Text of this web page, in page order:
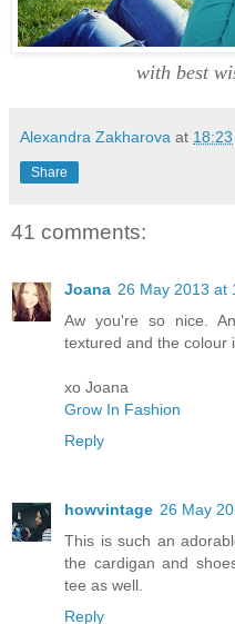
with best
Alexandra Zakharova at 18:23
Share
41 comments:
Joana 26 May 2013 at
Aw you're so nice.
textured and the colour
xo Joana
Grow In Fashion
Reply
howvintage 26 May
This is such an
the cardigan and
tee as well.
Reply